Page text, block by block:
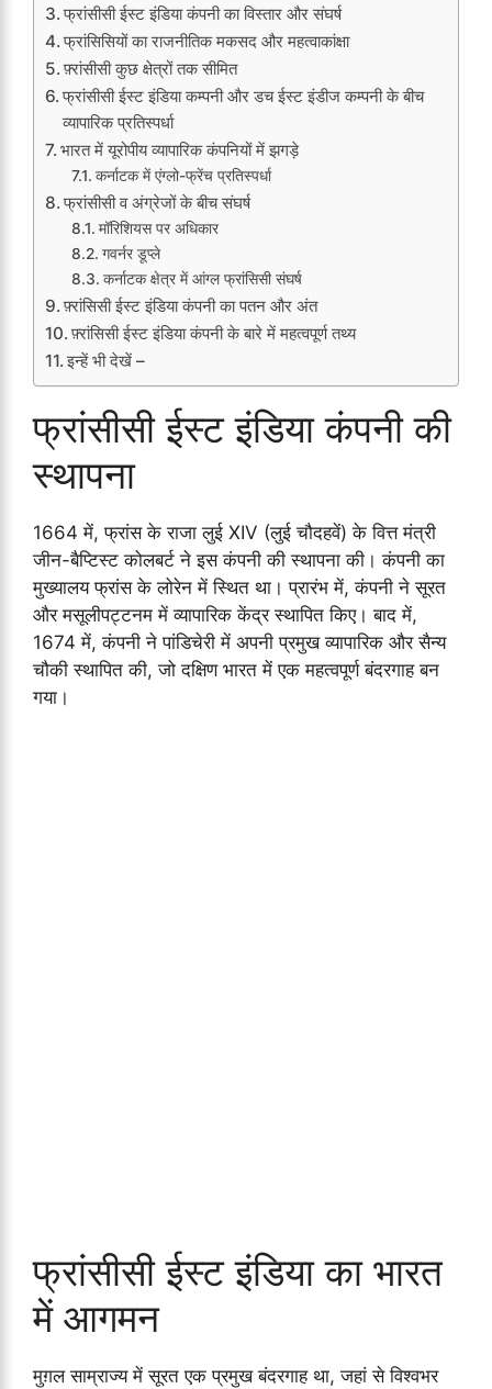
फ्रांसीसी ईस्ट इंडिया कंपनी का विस्तार और संघर्ष
फ्रांसिसियों का राजनीतिक मकसद और महत्वाकांक्षा
फ़्रांसीसी कुछ क्षेत्रों तक सीमित
फ्रांसीसी ईस्ट इंडिया कम्पनी और डच ईस्ट इंडीज कम्पनी के बीच
व्यापारिक प्रतिस्पर्धा
भारत में यूरोपीय व्यापारिक कंपनियों में झगड़े
कर्नाटक में एंग्लो-फ्रेंच प्रतिस्पर्धा
फ्रांसीसी व अंग्रेजों के बीच संघर्ष
मॉरिशियस पर अधिकार
गवर्नर डूप्ले
कर्नाटक क्षेत्र में आंग्ल फ्रांसिसी संघर्ष
फ़्रांसिसी ईस्ट इंडिया कंपनी का पतन और अंत
फ़्रांसिसी ईस्ट इंडिया कंपनी के बारे में महत्वपूर्ण तथ्य
इन्हें भी देखें –
फ्रांसीसी ईस्ट इंडिया कंपनी की
स्थापना
1664 में, फ्रांस के राजा लुई XIV (लुई चौदहवें) के वित्त मंत्री
जीन-बैप्टिस्ट कोलबर्ट ने इस कंपनी की स्थापना की। कंपनी का
मुख्यालय फ्रांस के लोरेन में स्थित था। प्रारंभ में, कंपनी ने सूरत
और मसूलीपट्टनम में व्यापारिक केंद्र स्थापित किए। बाद में,
1674 में, कंपनी ने पांडिचेरी में अपनी प्रमुख व्यापारिक और सैन्य
चौकी स्थापित की, जो दक्षिण भारत में एक महत्वपूर्ण बंदरगाह बन
गया।
फ्रांसीसी ईस्ट इंडिया का भारत
में आगमन
मुग़ल साम्राज्य में सूरत एक प्रमुख बंदरगाह था, जहां से विश्वभर